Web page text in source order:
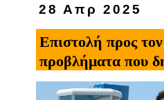
28 Απρ 2025
Επιστολή προς
προβλήματα που